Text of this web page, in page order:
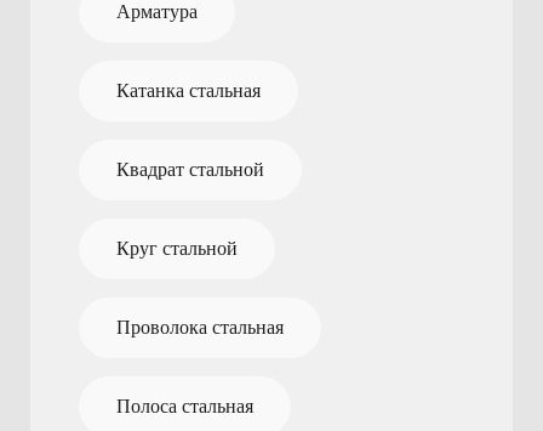
Арматура
Катанка стальная
Квадрат стальной
Круг стальной
Проволока стальная
Полоса стальная